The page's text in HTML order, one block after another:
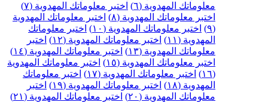
المهدوية (٦)
اختبر معلوماتك المهدوية (٧)
معلوماتك المهدوية (٨)
اختبر معلوماتك المهدوية
اختبر معلوماتك المهدوية (١٠)
اختبر معلوماتك
اختبر معلوماتك المهدوية (١٢)
اختبر
المهدوية (١٣)
اختبر معلوماتك المهدوية (١٤)
معلوماتك المهدوية (١٥)
اختبر معلوماتك المهدوية
اختبر معلوماتك المهدوية (١٧)
اختبر معلوماتك
اختبر معلوماتك المهدوية (١٩)
اختبر
المهدوية (٢٠)
اختبر معلوماتك المهدوية (٢١)